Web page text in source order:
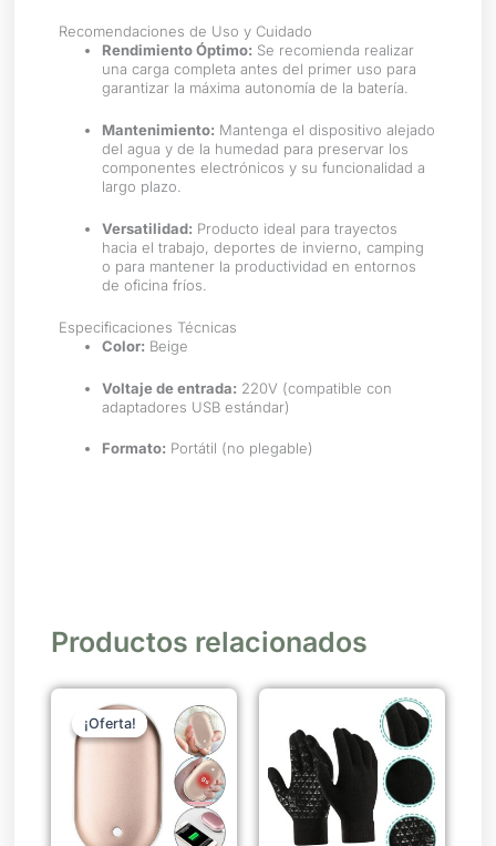
Recomendaciones de Uso y Cuidado
Rendimiento Óptimo: Se recomienda realizar
una carga completa antes del primer uso para
garantizar la máxima autonomía de la batería.
Mantenimiento: Mantenga el dispositivo alejado
del agua y de la humedad para preservar los
componentes electrónicos y su funcionalidad a
largo plazo.
Versatilidad: Producto ideal para trayectos
hacia el trabajo, deportes de invierno, camping
o para mantener la productividad en entornos
de oficina fríos.
Especificaciones Técnicas
Color: Beige
Voltaje de entrada: 220V (compatible con
adaptadores USB estándar)
Formato: Portátil (no plegable)
Productos relacionados
¡Oferta!
¡Oferta!
precio
original
precio
actual
es:
$ 927.
Este
producto
múltiples
variantes.
Las